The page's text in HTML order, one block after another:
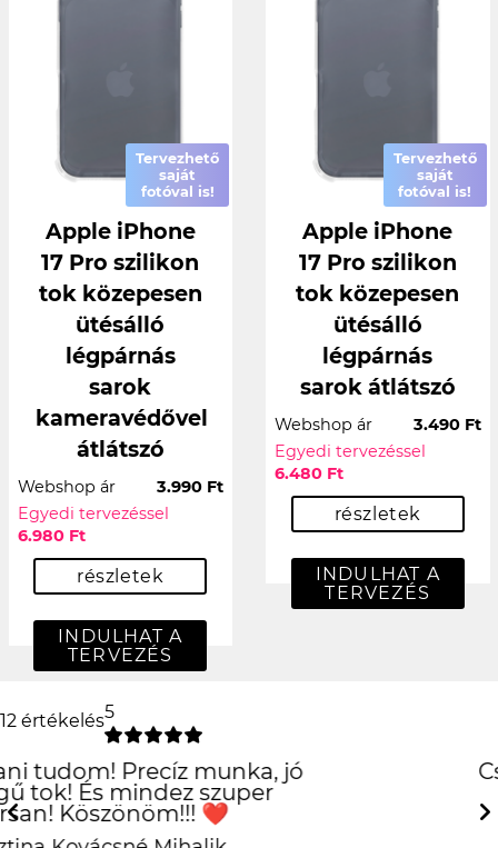
Tervezhető
saját
fotóval is!
Apple iPhone
17 Pro szilikon
tok közepesen
ütésálló
légpárnás
sarok
kameravédővel
átlátszó
Webshop ár
3.990 Ft
Egyedi tervezéssel
6.980 Ft
részletek
INDULHAT A
TERVEZÉS
Tervezhető
saját
fotóval is!
Apple iPhone
17 Pro szilikon
tok közepesen
ütésálló
légpárnás
sarok átlátszó
Webshop ár
3.490 Ft
Egyedi tervezéssel
6.480 Ft
részletek
INDULHAT A
TERVEZÉS
12 értékelés5
Csak is az iPhone!
:D
Hanna Fehér
Previous Next